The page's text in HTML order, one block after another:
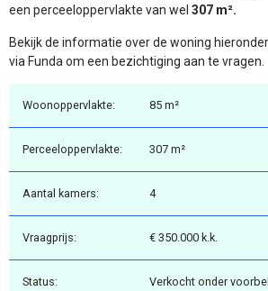
een perceeloppervlakte van wel 307 m².
Bekijk de informatie over de woning
via Funda om een bezichtiging aan te vragen.
Woonoppervlakte: 85 m²
Perceeloppervlakte: 307 m²
Aantal kamers: 4
Vraagprijs: € 350.000 k.k.
Status: Verkocht onder